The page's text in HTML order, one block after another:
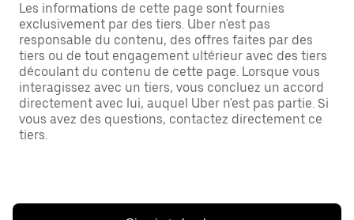
Les informations de cette page sont fournies
exclusivement par des tiers. Uber n'est pas
responsable du contenu, des offres faites par des
tiers ou de tout engagement ultérieur avec des tiers
découlant du contenu de cette page. Lorsque vous
interagissez avec un tiers, vous concluez un accord
directement avec lui, auquel Uber n'est pas partie. Si
vous avez des questions, contactez directement ce
tiers.